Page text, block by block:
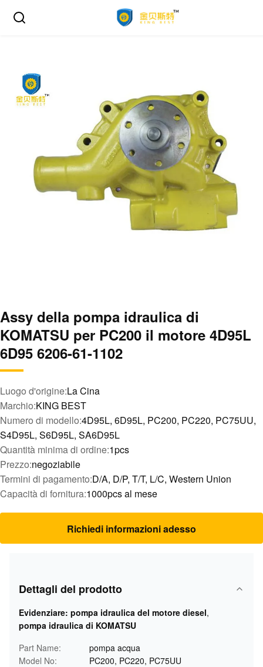
Assy della pompa idraulica di
KOMATSU per PC200 il motore 4D95L
6D95 6206-61-1102
Luogo d'origine:La Cina
Marchio:KING BEST
Numero di modello:4D95L, 6D95L, PC200, PC220, PC75UU,
S4D95L, S6D95L, SA6D95L
Quantità minima di ordine:1pcs
Prezzo:negoziabile
Termini di pagamento:D/A, D/P, T/T, L/C, Western Union
Capacità di fornitura:1000pcs al mese
Richiedi informazioni adesso
Dettagli del prodotto
Evidenziare: pompa idraulica del motore diesel,
pompa idraulica di KOMATSU
Part Name:
pompa acqua
Model No:
PC200, PC220, PC75UU